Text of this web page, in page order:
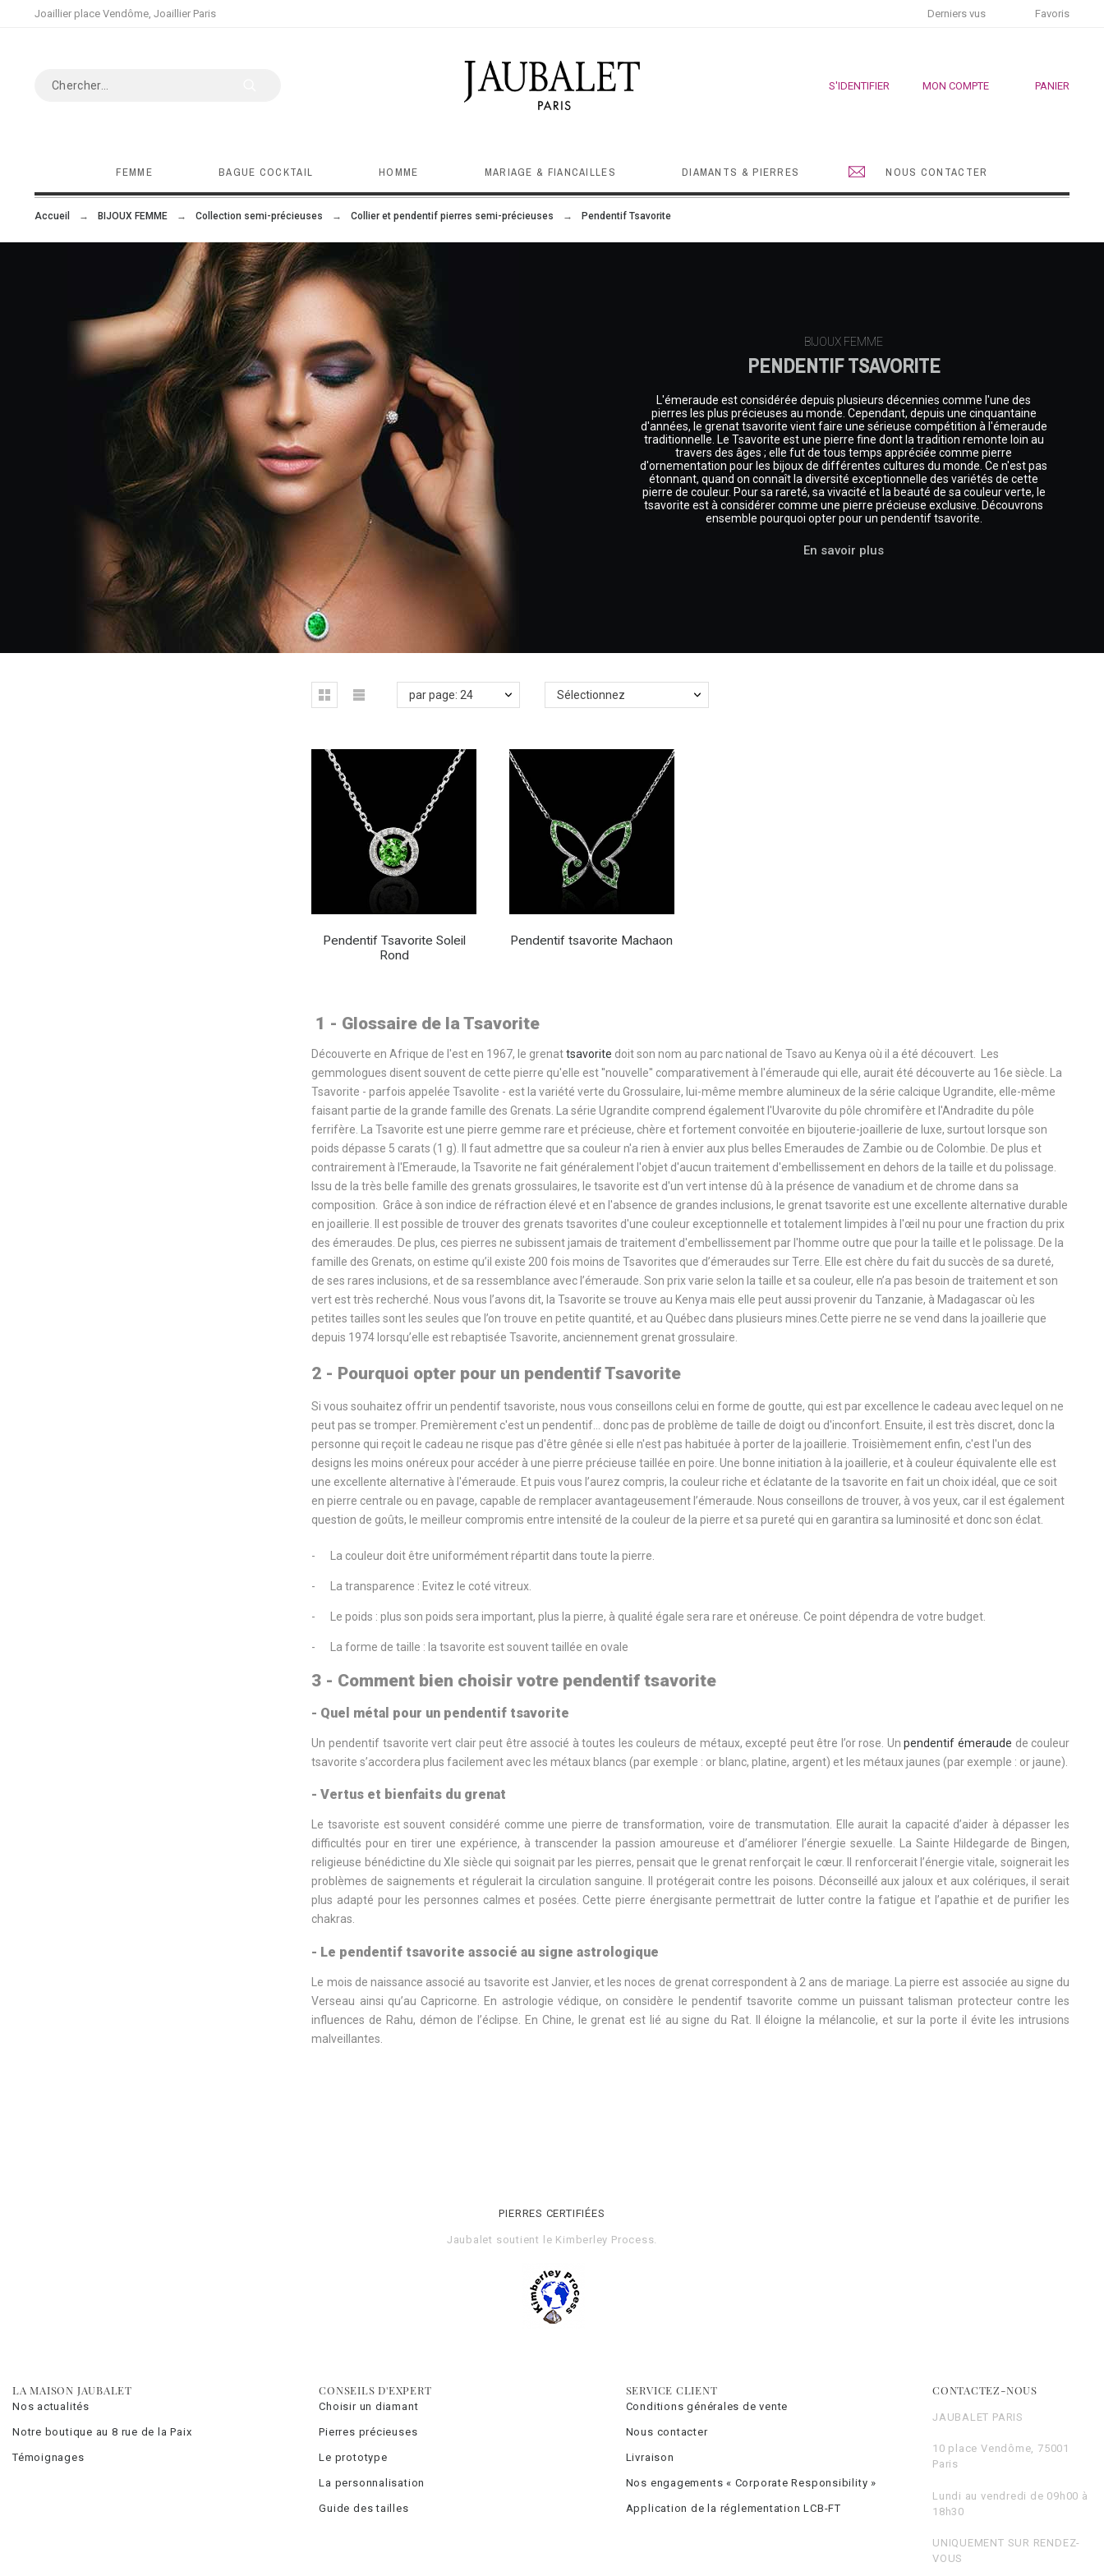
Joaillier place Vendôme, Joaillier Paris Derniers vus Favoris
S'IDENTIFIER MON COMPTE PANIER
FEMME BAGUE COCKTAIL HOMME MARIAGE & FIANCAILLES DIAMANTS & PIERRES NOUS CONTACTER
Accueil BIJOUX FEMME Collection semi-précieuses Collier et pendentif pierres semi-précieuses Pendentif Tsavorite
BIJOUX FEMME
PENDENTIF TSAVORITE
L'émeraude est considérée depuis plusieurs décennies comme l'une des
pierres les plus précieuses au monde. Cependant, depuis une cinquantaine
d'années, le grenat tsavorite vient faire une sérieuse compétition à l'émeraude
traditionnelle. Le Tsavorite est une pierre fine dont la tradition remonte loin au
travers des âges ; elle fut de tous temps appréciée comme pierre
d'ornementation pour les bijoux de différentes cultures du monde. Ce n'est pas
étonnant, quand on connaît la diversité exceptionnelle des variétés de cette
pierre de couleur. Pour sa rareté, sa vivacité et la beauté de sa couleur verte, le
tsavorite est à considérer comme une pierre précieuse exclusive. Découvrons
ensemble pourquoi opter pour un pendentif tsavorite.
En savoir plus
par page: 24 Sélectionnez
Pendentif Tsavorite Soleil
Rond
Pendentif tsavorite Machaon
1 - Glossaire de la Tsavorite
Découverte en Afrique de l'est en 1967, le grenattsavorite doit son nom au parc national de Tsavo au Kenya où il a été découvert.
Les
gemmologues disent souvent de cette pierre qu'elle est ''nouvelle'' comparativement à l'émeraude qui elle, aurait été découverte au 16e siècle. La
Tsavorite - parfois appelée Tsavolite - est la variété verte du Grossulaire, lui-même membre alumineux de la série calcique Ugrandite, elle-même
faisant partie de la grande famille des Grenats. La série Ugrandite comprend également l'Uvarovite du pôle chromifère et l'Andradite du pôle
ferrifère. La Tsavorite est une pierre gemme rare et précieuse, chère et fortement convoitée en bijouterie-joaillerie de luxe, surtout lorsque son
poids dépasse 5 carats (1 g). Il faut admettre que sa couleur n'a rien à envier aux plus belles Emeraudes de Zambie ou de Colombie. De plus et
contrairement à l'Emeraude, la Tsavorite ne fait généralement l'objet d'aucun traitement d'embellissement en dehors de la taille et du polissage.
Issu de la très belle famille des grenats grossulaires, le tsavorite est d'un vert intense dû à la présence de vanadium et de chrome dans sa
composition.
Grâce à son indice de réfraction élevé et en l'absence de grandes inclusions, le grenat tsavorite est une excellente alternative durable
en joaillerie. Il est possible de trouver des grenats tsavorites d'une couleur exceptionnelle et totalement limpides à l'œil nu pour une fraction du prix
des émeraudes. De plus, ces pierres ne subissent jamais de traitement d'embellissement par l'homme outre que pour la taille et le polissage. De la
famille des Grenats, on estime qu’il existe 200 fois moins de Tsavorites que d’émeraudes sur Terre. Elle est chère du fait du succès de sa dureté,
de ses rares inclusions, et de sa ressemblance avec l’émeraude. Son prix varie selon la taille et sa couleur, elle n’a pas besoin de traitement et son
vert est très recherché. Nous vous l’avons dit, la Tsavorite se trouve au Kenya mais elle peut aussi provenir du Tanzanie, à Madagascar où les
petites tailles sont les seules que l’on trouve en petite quantité, et au Québec dans plusieurs mines.Cette pierre ne se vend dans la joaillerie que
depuis 1974 lorsqu’elle est rebaptisée Tsavorite, anciennement grenat grossulaire.
2 - Pourquoi opter pour un pendentif Tsavorite
Si vous souhaitez offrir un pendentif tsavoriste, nous vous conseillons celui en forme de goutte, qui est par excellence le cadeau avec lequel on ne
peut pas se tromper. Premièrement c'est un pendentif… donc pas de problème de taille de doigt ou d'inconfort. Ensuite, il est très discret, donc la
personne qui reçoit le cadeau ne risque pas d'être gênée si elle n'est pas habituée à porter de la joaillerie. Troisièmement enfin, c'est l'un des
designs les moins onéreux pour accéder à une pierre précieuse taillée en poire. Une bonne initiation à la joaillerie, et à couleur équivalente elle est
une excellente alternative à l'émeraude. Et puis vous l’aurez compris, la couleur riche et éclatante de la tsavorite en fait un choix idéal, que ce soit
en pierre centrale ou en pavage, capable de remplacer avantageusement l’émeraude. Nous conseillons de trouver, à vos yeux, car il est également
question de goûts, le meilleur compromis entre intensité de la couleur de la pierre et sa pureté qui en garantira sa luminosité et donc son éclat.
- La couleur doit être uniformément répartit dans toute la pierre.
- La transparence : Evitez le coté vitreux.
- Le poids : plus son poids sera important, plus la pierre, à qualité égale sera rare et onéreuse. Ce point dépendra de votre budget.
- La forme de taille : la tsavorite est souvent taillée en ovale
3 - Comment bien choisir votre pendentif tsavorite
- Quel métal pour un pendentif tsavorite
Un pendentif tsavorite vert clair peut être associé à toutes les couleurs de métaux, excepté peut être l’or rose. Unpendentif émeraude de couleur
tsavorite s’accordera plus facilement avec les métaux blancs (par exemple : or blanc, platine, argent) et les métaux jaunes (par exemple : or jaune).
- Vertus et bienfaits du grenat
Le tsavoriste est souvent considéré comme une pierre de transformation, voire de transmutation. Elle aurait la capacité d’aider à dépasser les
difficultés pour en tirer une expérience, à transcender la passion amoureuse et d’améliorer l’énergie sexuelle. La Sainte Hildegarde de Bingen,
religieuse bénédictine du XIe siècle qui soignait par les pierres, pensait que le grenat renforçait le cœur. Il renforcerait l’énergie vitale, soignerait les
problèmes de saignements et régulerait la circulation sanguine. Il protégerait contre les poisons. Déconseillé aux jaloux et aux colériques, il serait
plus adapté pour les personnes calmes et posées. Cette pierre énergisante permettrait de lutter contre la fatigue et l’apathie et de purifier les
chakras.
- Le pendentif tsavorite associé au signe astrologique
Le mois de naissance associé au tsavorite est Janvier, et les noces de grenat correspondent à 2 ans de mariage. La pierre est associée au signe du
Verseau ainsi qu’au Capricorne. En astrologie védique, on considère le pendentif tsavorite comme un puissant talisman protecteur contre les
influences de Rahu, démon de l’éclipse. En Chine, le grenat est lié au signe du Rat. Il éloigne la mélancolie, et sur la porte il évite les intrusions
malveillantes.
PIERRES CERTIFIÉES
Jaubalet soutient le Kimberley Process
LA MAISON JAUBALET
Nos actualités
Notre boutique au 8 rue de la Paix
Témoignages
CONSEILS D'EXPERT
Choisir un diamant
Pierres précieuses
Le prototype
La personnalisation
Guide des tailles
SERVICE CLIENT
Conditions générales de vente
Nous contacter
Livraison
Nos engagements « Corporate Responsibility »
Application de la réglementation LCB-FT
CONTACTEZ-NOUS
JAUBALET PARIS
10 place Vendôme, 75001
Paris
Lundi au vendredi de 09h00 à
18h30
UNIQUEMENT SUR RENDEZ-
VOUS